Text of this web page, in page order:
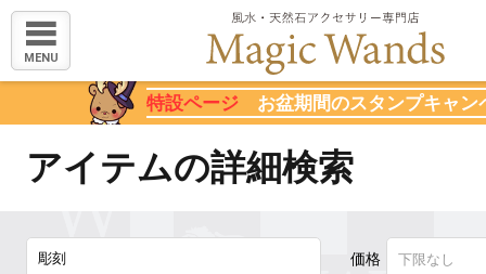
MENU
特設ページ お盆期間のスタンプキャン
アイテムの詳細検索
価格